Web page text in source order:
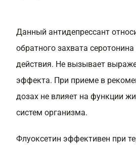
Данный антидепрессант
обратного захвата
действия. Не вызывает
эффекта. При приеме в
дозах не влияет на функции
систем организма.
Флуоксетин эффективен при